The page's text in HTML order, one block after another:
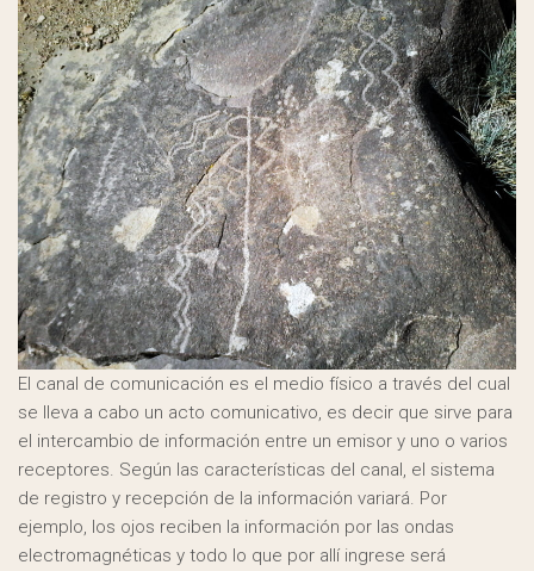
El canal de comunicación es el medio físico a través del cual
se lleva a cabo un acto comunicativo, es decir que sirve para
el intercambio de información entre un emisor y uno o varios
receptores. Según las características del canal, el sistema
de registro y recepción de la información variará. Por
ejemplo, los ojos reciben la información por las ondas
electromagnéticas y todo lo que por allí ingrese será